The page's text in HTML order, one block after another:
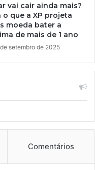
vai cair ainda mais?
o que a XP projeta
moeda bater a
de mais de 1 ano
setembro de 2025
Comentários